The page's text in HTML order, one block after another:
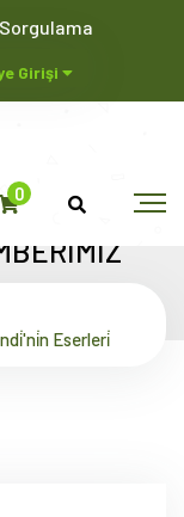
Girişi
0
Eserleri̇